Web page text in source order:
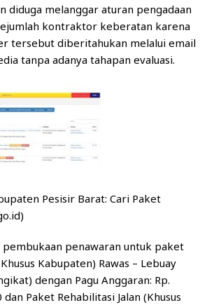
diduga melanggar aturan pengadaan
kontraktor keberatan karena
tersebut diberitahukan melalui email
tanpa adanya tahapan evaluasi.
Pesisir Barat: Cari Paket
pembukaan penawaran untuk paket
Kabupaten) Rawas – Lebuay
dengan Pagu Anggaran: Rp.
Paket Rehabilitasi Jalan (Khusus